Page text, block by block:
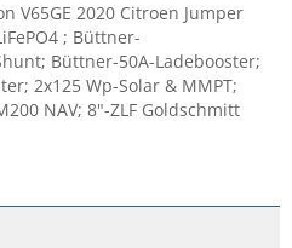
V65GE 2020 Citroen Jumper
; Büttner-
Büttner-50A-Ladebooster;
2x125 Wp-Solar & MMPT;
NAV; 8"-ZLF Goldschmitt